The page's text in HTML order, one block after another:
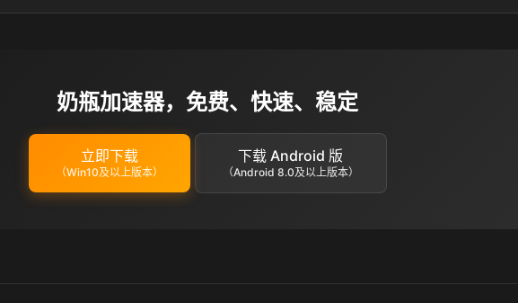
奶瓶加速器，免费、快速、稳定
立即下载
（Win10及以上版本）
下载 Android 版
（Android 8.0及以上版本）